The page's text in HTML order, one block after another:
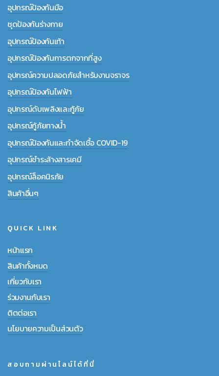
อุปกรณ์ป้องกันมือ
ชุดป้องกันร่างกาย
อุปกรณ์ป้องกันเท้า
อุปกรณ์ป้องกันการตกจากที่สูง
อุปกรณ์ความปลอดภัยสำหรับงานจราจร
อุปกรณ์ป้องกันไฟฟ้า
อุปกรณ์ดับเพลิงและกู้ภัย
อุปกรณ์กู้ภัยทางน้ำ
อุปกรณ์ป้องกันและกำจัดเชื้อ COVID-19
อุปกรณ์ชำระล้างสารเคมี
อุปกรณ์ล็อคนิรภัย
สินค้าอื่นๆ
QUICK LINK
หน้าแรก
สินค้าทั้งหมด
เกี่ยวกับเรา
ร่วมงานกับเรา
ติตต่อเรา
นโยบายความเป็นส่วนตัว
สอบถามผ่านไลน์ได้ที่นี่